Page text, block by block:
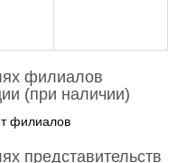
филиалов
(при наличии)
филиалов
представительств